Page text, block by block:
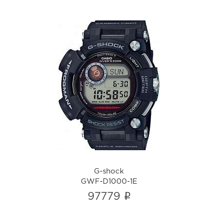
G-shock
GWF-D1000-1E
i
G-shock
GWF-D1000-1E
97779 i